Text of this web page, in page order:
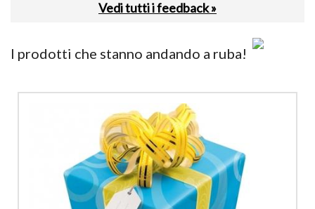
Vedi tutti i feedback »
I prodotti che stanno andando a ruba!